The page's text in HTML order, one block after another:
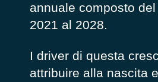
annuale composto
2021 al 2028.
I driver di questa
attribuire alla nascita e